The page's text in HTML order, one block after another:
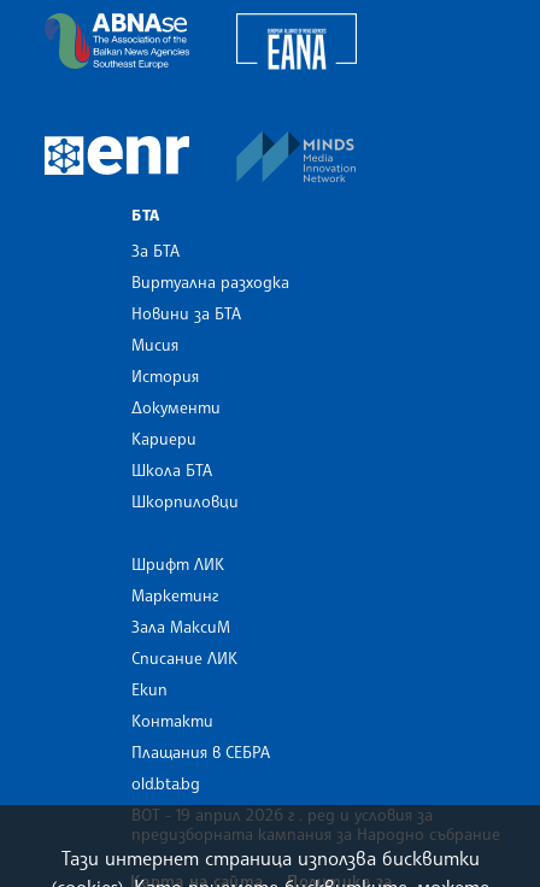
The Assocoation of the Balkan News Agencies
European Newsroom
БТА
За БТА
Виртуална разходка
Новини за БТА
Мисия
История
Документи
Кариери
Школа БТА
Шкорпиловци
Шрифт ЛИК
Маркетинг
Зала МаксиМ
Списание ЛИК
Екип
Контакти
Плащания в СЕБРА
old.bta.bg
ВОТ - 19 април 2026 г . ред и условия за
предизборната кампания за Народно събрание
Карта на сайта Политика за
Тази интернет страница използва бисквитки